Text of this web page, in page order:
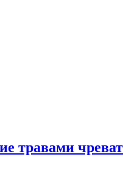
травами